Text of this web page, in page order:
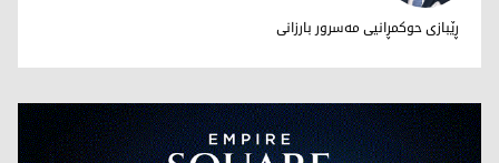
د. سامان سۆرانی
ڕێبازی حوکمڕانیی مەسرور بارزانی